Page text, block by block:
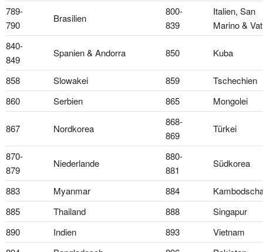
789-
790
Brasilien
800-
839
Italien, San
Marino &
840-
849
Spanien & Andorra 850 Kuba
858 Slowakei 859
Tschechien
860
Serbien 865 Mongolei
867 Nordkorea
868-
869
Türkei
870-
879
Niederlande
880-
881
Südkorea
883 Myanmar 884
885
Thailand 888
Singapur
890
Indien 893
Vietnam